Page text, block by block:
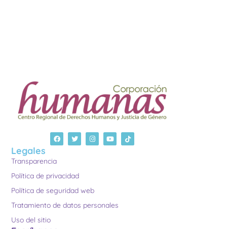
Legales
Transparencia
Política de privacidad
Política de seguridad web
Tratamiento de datos personales
Uso del sitio